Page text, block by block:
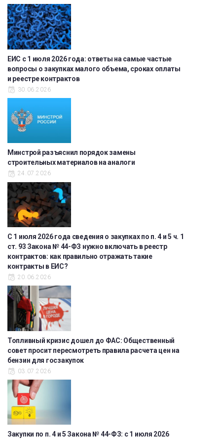
ЕИС с 1 июля 2026 года: ответы на самые частые
вопросы о закупках малого объема, сроках оплаты
и реестре контрактов
30.06.2026
Минстрой разъяснил порядок замены
строительных материалов на аналоги
24.07.2026
С 1 июля 2026 года сведения о закупках по п. 4 и 5 ч. 1
ст. 93 Закона № 44-ФЗ нужно включать в реестр
контрактов: как правильно отражать такие
контракты в ЕИС?
20.06.2026
Топливный кризис дошел до ФАС: Общественный
совет просит пересмотреть правила расчета цен на
бензин для госзакупок
03.07.2026
Закупки по п. 4 и 5 Закона № 44-ФЗ: с 1 июля 2026